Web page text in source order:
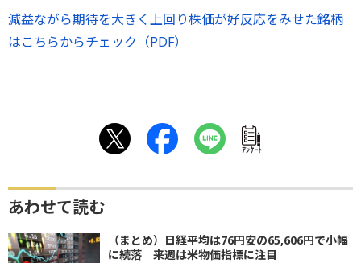
減益ながら期待を大きく上回り株価が好反応をみせた銘柄
はこちらからチェック（PDF）
ｱﾝｹｰﾄ
あわせて読む
（まとめ）日経平均は76円安の65,606円で小幅
に続落 来週は米物価指標に注目